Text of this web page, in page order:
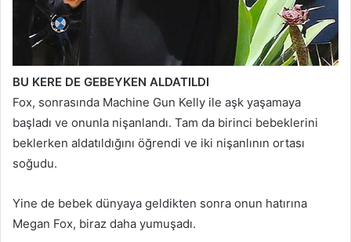
BU KERE DE GEBEYKEN ALDATILDI
Fox, sonrasında Machine Gun Kelly ile aşk yaşamaya
başladı ve onunla nişanlandı. Tam da birinci bebeklerini
beklerken aldatıldığını öğrendi ve iki nişanlının ortası
soğudu.
Yine de bebek dünyaya geldikten sonra onun hatırına
Megan Fox, biraz daha yumuşadı.